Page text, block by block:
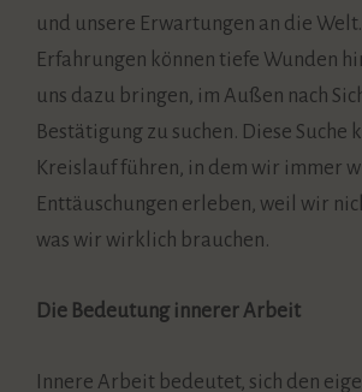
und unsere Erwartungen an die
Erfahrungen können tiefe Wunden
uns dazu bringen, im Außen nach
Bestätigung zu suchen. Diese Suche
Kreislauf führen, in dem wir immer
Enttäuschungen erleben, weil wir
was wir wirklich brauchen.
Die Bedeutung innerer Arbeit
Innere Arbeit bedeutet, sich den